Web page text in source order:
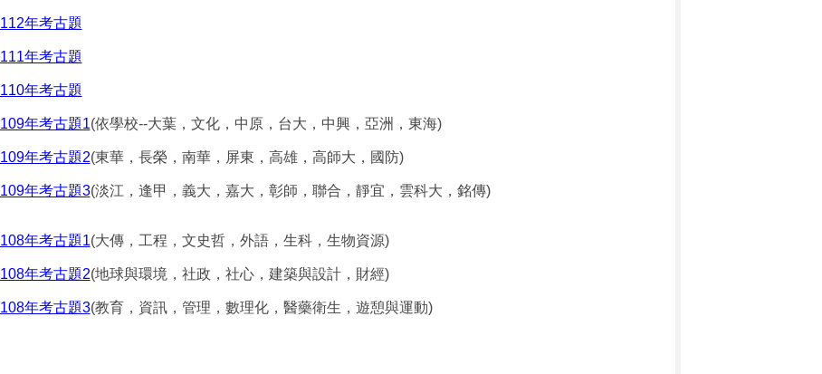
112年考古題
111年考古題
110年考古題
109年考古題1(依學校--大葉，文化，中原，台大，中興，亞洲，東海)
109年考古題2(東華，長榮，南華，屏東，高雄，高師大，國防)
109年考古題3(淡江，逢甲，義大，嘉大，彰師，聯合，靜宜，雲科大，銘傳)
108年考古題1(大傳，工程，文史哲，外語，生科，生物資源)
108年考古題2(地球與環境，社政，社心，建築與設計，財經)
108年考古題3(教育，資訊，管理，數理化，醫藥衛生，遊憩與運動)